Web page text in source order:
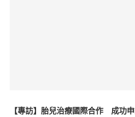
【專訪】胎兒治療國際合作 成功